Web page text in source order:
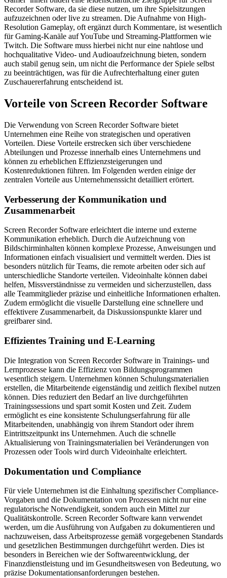
Recorder Software, da sie diese nutzen, um ihre Spielsitzungen
aufzuzeichnen oder live zu streamen. Die Aufnahme von High-
Resolution Gameplay, oft ergänzt durch Kommentare, ist wesentlich
für Gaming-Kanäle auf YouTube und Streaming-Plattformen wie
Twitch. Die Software muss hierbei nicht nur eine nahtlose und
hochqualitative Video- und Audioaufzeichnung bieten, sondern
auch stabil genug sein, um nicht die Performance der Spiele selbst
zu beeinträchtigen, was für die Aufrechterhaltung einer guten
Zuschauererfahrung entscheidend ist.
Vorteile von Screen Recorder Software
Die Verwendung von Screen Recorder Software bietet
Unternehmen eine Reihe von strategischen und operativen
Vorteilen. Diese Vorteile erstrecken sich über verschiedene
Abteilungen und Prozesse innerhalb eines Unternehmens und
können zu erheblichen Effizienzsteigerungen und
Kostenreduktionen führen. Im Folgenden werden einige der
zentralen Vorteile aus Unternehmenssicht detailliert erörtert.
Verbesserung der Kommunikation und
Zusammenarbeit
Screen Recorder Software erleichtert die interne und externe
Kommunikation erheblich. Durch die Aufzeichnung von
Bildschirminhalten können komplexe Prozesse, Anweisungen und
Informationen einfach visualisiert und vermittelt werden. Dies ist
besonders nützlich für Teams, die remote arbeiten oder sich auf
unterschiedliche Standorte verteilen. Videoinhalte können dabei
helfen, Missverständnisse zu vermeiden und sicherzustellen, dass
alle Teammitglieder präzise und einheitliche Informationen erhalten.
Zudem ermöglicht die visuelle Darstellung eine schnellere und
effektivere Zusammenarbeit, da Diskussionspunkte klarer und
greifbarer sind.
Effizientes Training und E-Learning
Die Integration von Screen Recorder Software in Trainings- und
Lernprozesse kann die Effizienz von Bildungsprogrammen
wesentlich steigern. Unternehmen können Schulungsmaterialien
erstellen, die Mitarbeitende eigenständig und zeitlich flexibel nutzen
können. Dies reduziert den Bedarf an live durchgeführten
Trainingssessions und spart somit Kosten und Zeit. Zudem
ermöglicht es eine konsistente Schulungserfahrung für alle
Mitarbeitenden, unabhängig von ihrem Standort oder ihrem
Eintrittszeitpunkt ins Unternehmen. Auch die schnelle
Aktualisierung von Trainingsmaterialien bei Veränderungen von
Prozessen oder Tools wird durch Videoinhalte erleichtert.
Dokumentation und Compliance
Für viele Unternehmen ist die Einhaltung spezifischer Compliance-
Vorgaben und die Dokumentation von Prozessen nicht nur eine
regulatorische Notwendigkeit, sondern auch ein Mittel zur
Qualitätskontrolle. Screen Recorder Software kann verwendet
werden, um die Ausführung von Aufgaben zu dokumentieren und
nachzuweisen, dass Arbeitsprozesse gemäß vorgegebenen Standards
und gesetzlichen Bestimmungen durchgeführt werden. Dies ist
besonders in Bereichen wie der Softwareentwicklung, der
Finanzdienstleistung und im Gesundheitswesen von Bedeutung, wo
präzise Dokumentationsanforderungen bestehen.